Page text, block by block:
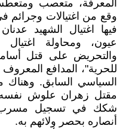
المعرفة، متعصب
وقع من اغتيالات وجرائم
فيها اغتيال الشهيد
عيون، ومحاولة
والتحريض على قتل
للحرية"، المدافع
السياسي السابق.
مقتل زهران علوش
شكك في تسجيل مسرب
أنصاره بحصر ولائهم به.